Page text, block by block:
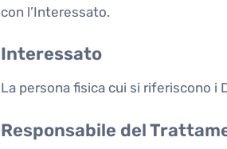
con l’Interessato.
Interessato
La persona fisica cui si riferiscono i
Responsabile del